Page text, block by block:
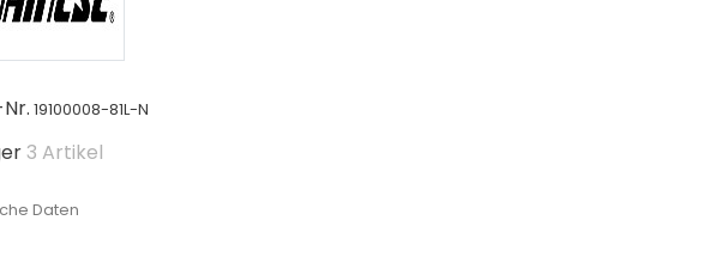
19100008-81L-N
3 Artikel
Daten